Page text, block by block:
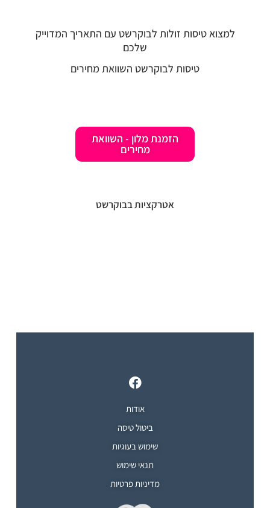
למצוא טיסות זולות לבוקרשט עם התאריך המדוייק
שלכם
טיסות לבוקרשט השוואת מחירים
הזמנת מלון - השוואת
מחירים
אטרקציות בבוקרשט
אודות
ביטול טיסה
שימוש בעוגיות
תנאי שימוש
מדיניות פרטיות